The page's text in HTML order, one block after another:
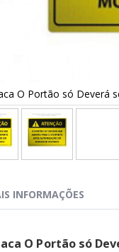
O Portão só Deverá
O Portão só
INFORMAÇÕES